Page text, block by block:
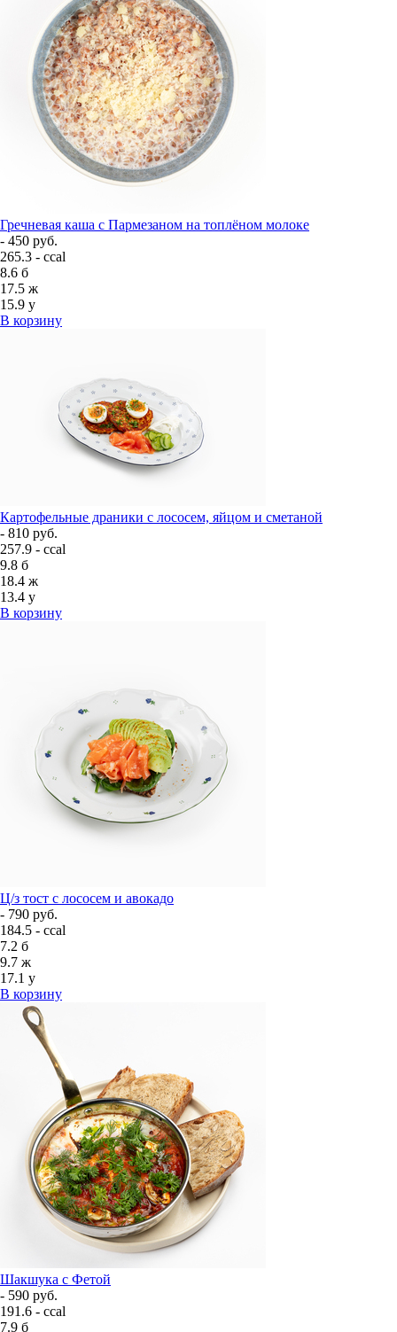
Гречневая каша с Пармезаном на топлёном молоке
- 450 руб.
265.3 - ccal
8.6 б
17.5 ж
15.9 у
В корзину
Картофельные драники с лососем, яйцом и сметаной
- 810 руб.
257.9 - ccal
9.8 б
18.4 ж
13.4 у
В корзину
Ц/з тост с лососем и авокадо
- 790 руб.
184.5 - ccal
7.2 б
9.7 ж
17.1 у
В корзину
Шакшука с Фетой
- 590 руб.
191.6 - ccal
7.9 б